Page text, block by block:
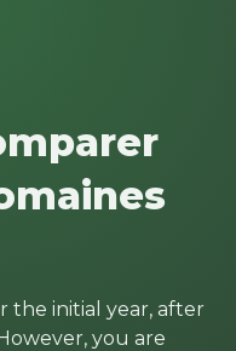
the initial year, after
you are